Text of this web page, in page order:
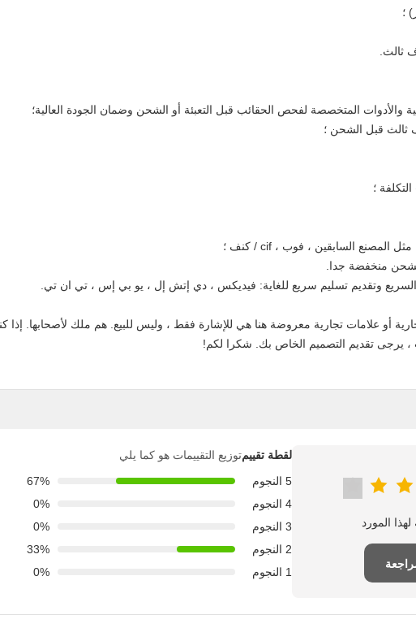
أو علامات تجارية معروضة هنا هي للإشارة فقط ، وليس للبيع. هم ملك لأصحابها. إذا
، يرجى تقديم التصميم الخاص بك. شكرا لكم!
لقطة تقييمتوزيع التقييمات هو كما يلي
5 النجوم
67%
4 النجوم
0%
3 النجوم
0%
2 النجوم
33%
1 النجوم
0%